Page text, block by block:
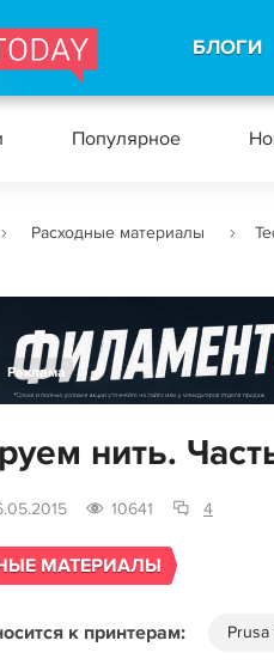
БЛОГИ
Популярное
Расходные материалы
Реклама
нить.
10641 4
МАТЕРИАЛЫ
к принтерам: